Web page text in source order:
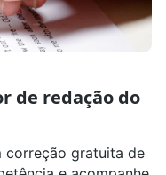
de redação do
correção gratuita de